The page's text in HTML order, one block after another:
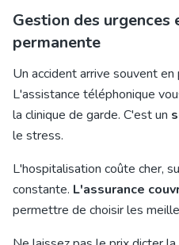
Gestion des urgences
permanente
Un accident arrive souvent
L'assistance téléphonique
la clinique de garde. C'est un
le stress.
L'hospitalisation coûte cher,
constante. L'assurance
permettre de choisir les